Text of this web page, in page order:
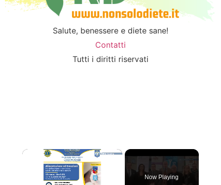
Salute, benessere e diete sane!
Contatti
Tutti i diritti riservati
×
Now Playing